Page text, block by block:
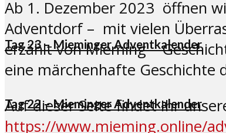
Tag 23 – Mieminger Adventkalender
Tag 22 – Mieminger Adventkalender
Ab 1. Dezember 2023 öffnen
Adventdorf – mit vielen
erzählt von Mieming –
eine märchenhafte Geschichte
Auf dieser Seite findet Ihr
https://www.mieming.online/